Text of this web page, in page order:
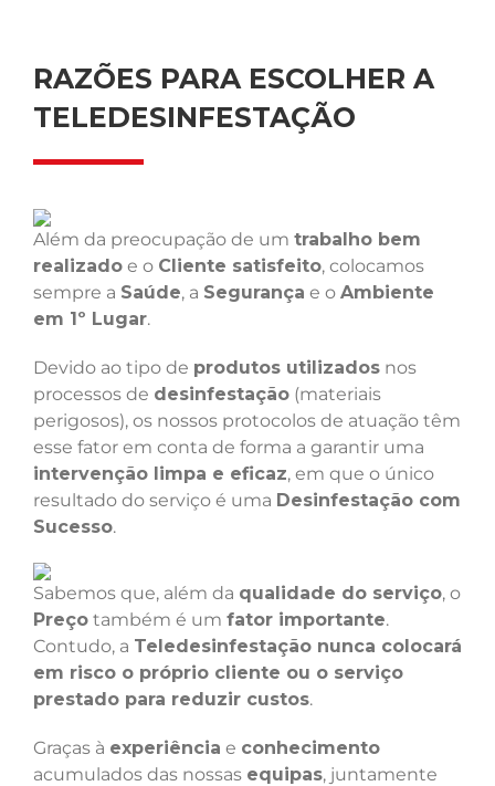
RAZÕES PARA ESCOLHER A
TELEDESINFESTAÇÃO
Além da preocupação de um trabalho bem
realizado e o Cliente satisfeito, colocamos
sempre a Saúde, a Segurança e o Ambiente
em 1º Lugar.
Devido ao tipo de produtos utilizados nos
processos de desinfestação (materiais
perigosos), os nossos protocolos de atuação têm
esse fator em conta de forma a garantir uma
intervenção limpa e eficaz, em que o único
resultado do serviço é uma Desinfestação com
Sucesso.
Sabemos que, além da qualidade do serviço, o
Preço também é um fator importante.
Contudo, a Teledesinfestação nunca colocará
em risco o próprio cliente ou o serviço
prestado para reduzir custos.
Graças à experiência e conhecimento
acumulados das nossas equipas, juntamente